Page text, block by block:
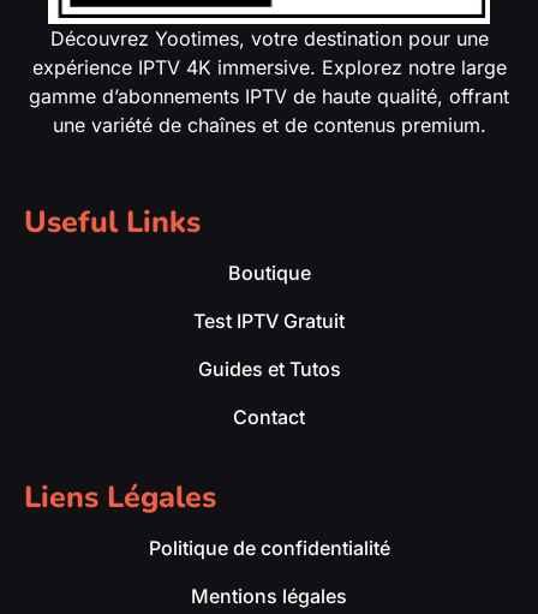
Découvrez Yootimes, votre destination pour une
expérience IPTV 4K immersive. Explorez notre large
gamme d’abonnements IPTV de haute qualité, offrant
une variété de chaînes et de contenus premium.
Useful Links
Boutique
Test IPTV Gratuit
Guides et Tutos
Contact
Liens Légales
Politique de confidentialité
Mentions légales